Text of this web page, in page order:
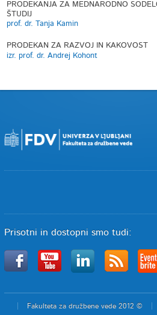
PRODEKANJA ZA MEDNARODNO
ŠTUDIJ
prof. dr. Tanja Kamin
PRODEKAN ZA RAZVOJ IN KAKOVOST
izr. prof. dr. Andrej Kohont
Prisotni in dostopni smo tudi:
Fakulteta za družbene vede 2012 ©